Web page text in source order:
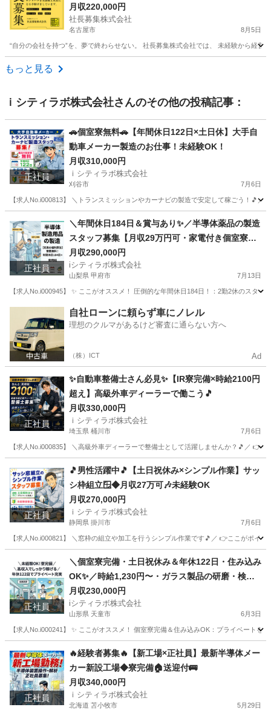
月収220,000円
社長募集株式会社
名古屋市 8月5日
“自分の会社を持つ”を、夢で終わらせない。 社長募集株式会社では、 未
愛知 名古屋市
もっと見る
ｉシティラボ株式会社さんのその他の投稿記事：
正社員
🚗個室寮無料🚗【年間休日122日×土日休】大手自
動車メーカー製造のお仕事！未経験OK！
月収310,000円
ｉシティラボ株式会社
刈谷市 7月6日
【求人No.i000813】 ＼トランスミッションやカーナビの製造で安定して稼ごう！🎵
その他 未経験
正社員
＼年間休日184日＆賞与あり✨／半導体薬品の製造
スタッフ募集【月収29万円可・家電付き個室寮＆
寮費無料】
月収290,000円
iシティラボ株式会社
山梨県 甲府市 7月13日
【求人No.i000945】 ✨ ここがオススメ！ 圧倒的な年間休日184日！：2勤2休のスタ
その他 重量
自社ローンに頼らず車にノレル
理想のクルマがあるけど審査に通らない方へ
（株）ICT Ad
正社員
✨自動車整備士さん必見✨【IR寮完備×時給2100円
超え】高級外車ディーラーで働こう🎵
月収330,000円
ｉシティラボ株式会社
埼玉県 桶川市 7月6日
【求人No.i000835】 ＼高級外車ディーラーで整備士として活躍しませんか？🎵／ 👉
その他 ディーラー
正社員
🎵男性活躍中🎵【土日祝休み×シンプル作業】サッ
シ枠組立🪟◆月収27万可🎶未経験OK
月収270,000円
ｉシティラボ株式会社
静岡県 掛川市 7月6日
【求人No.i000821】 ＼窓枠の組立や加工を行うシンプル作業です🎵／ 👉ここがポイ
その他
正社員
＼個室寮完備・土日祝休み＆年休122日・住み込み
OK✨／時給1,230円〜・ガラス製品の研磨・検査
スタッフ募集！
月収230,000円
iシティラボ株式会社
山形県 天童市 6月3日
【求人No.i000241】 ✨ ここがオススメ！ 個室寮完備＆住み込みOK：プライベート
その他 住み込み
正社員
🔥経験者募集🔥【新工場×正社員】最新半導体メー
カー新設工場◆寮完備🏠送迎付🚌
月収340,000円
ｉシティラボ株式会社
北海道 苫小牧市 5月29日